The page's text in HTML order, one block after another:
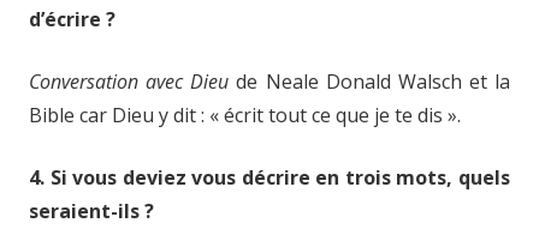
d’écrire ?
Conversation avec Dieude Neale Donald Walsch et la
Bible car Dieu y dit : « écrit tout ce que je te dis ».
4. Si vous deviez vous décrire en trois mots, quels
seraient-ils ?